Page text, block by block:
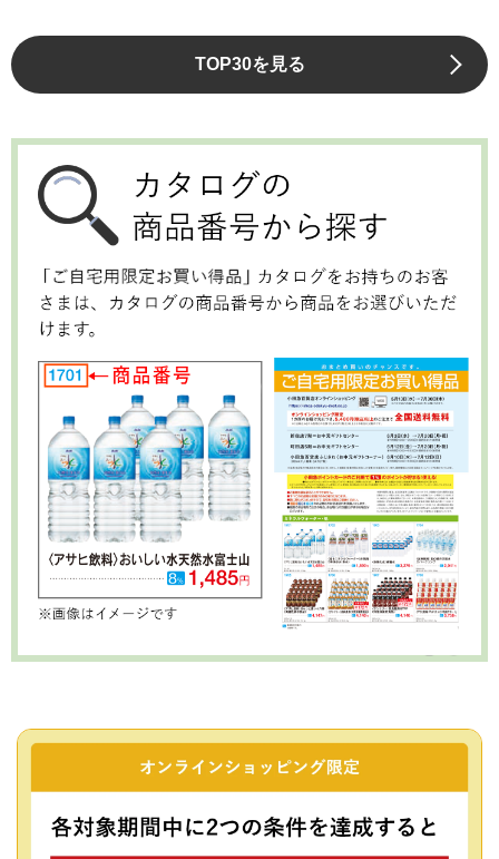
TOP30を見る